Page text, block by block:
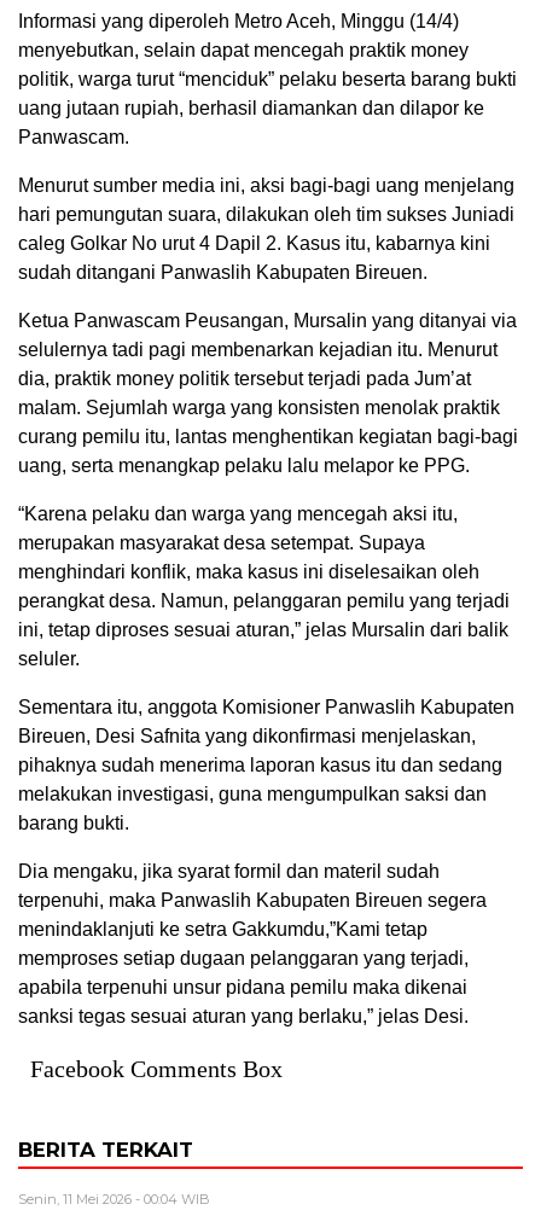
Informasi yang diperoleh Metro Aceh, Minggu (14/4)
menyebutkan, selain dapat mencegah praktik money
politik, warga turut “menciduk” pelaku beserta barang bukti
uang jutaan rupiah, berhasil diamankan dan dilapor ke
Panwascam.
Menurut sumber media ini, aksi bagi-bagi uang menjelang
hari pemungutan suara, dilakukan oleh tim sukses Juniadi
caleg Golkar No urut 4 Dapil 2. Kasus itu, kabarnya kini
sudah ditangani Panwaslih Kabupaten Bireuen.
Ketua Panwascam Peusangan, Mursalin yang ditanyai via
selulernya tadi pagi membenarkan kejadian itu. Menurut
dia, praktik money politik tersebut terjadi pada Jum’at
malam. Sejumlah warga yang konsisten menolak praktik
curang pemilu itu, lantas menghentikan kegiatan bagi-bagi
uang, serta menangkap pelaku lalu melapor ke PPG.
“Karena pelaku dan warga yang mencegah aksi itu,
merupakan masyarakat desa setempat. Supaya
menghindari konflik, maka kasus ini diselesaikan oleh
perangkat desa. Namun, pelanggaran pemilu yang terjadi
ini, tetap diproses sesuai aturan,” jelas Mursalin dari balik
seluler.
Sementara itu, anggota Komisioner Panwaslih Kabupaten
Bireuen, Desi Safnita yang dikonfirmasi menjelaskan,
pihaknya sudah menerima laporan kasus itu dan sedang
melakukan investigasi, guna mengumpulkan saksi dan
barang bukti.
Dia mengaku, jika syarat formil dan materil sudah
terpenuhi, maka Panwaslih Kabupaten Bireuen segera
menindaklanjuti ke setra Gakkumdu,”Kami tetap
memproses setiap dugaan pelanggaran yang terjadi,
apabila terpenuhi unsur pidana pemilu maka dikenai
sanksi tegas sesuai aturan yang berlaku,” jelas Desi.
Facebook Comments Box
BERITA TERKAIT
Senin, 11 Mei 2026 - 00:04 WIB